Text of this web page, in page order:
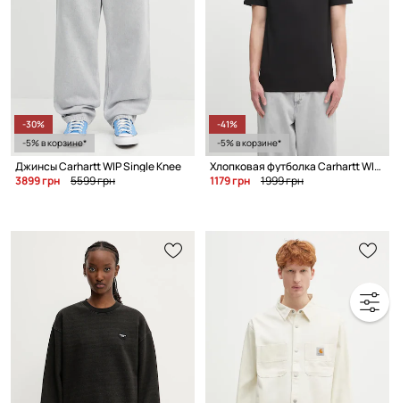
-30%
-5% в корзине*
Джинсы Carhartt WIP Single Knee
3899 грн
5599 грн
-41%
-5% в корзине*
Хлопковая футболка Carhartt WIP S/S Alumni
1179 грн
1999 грн